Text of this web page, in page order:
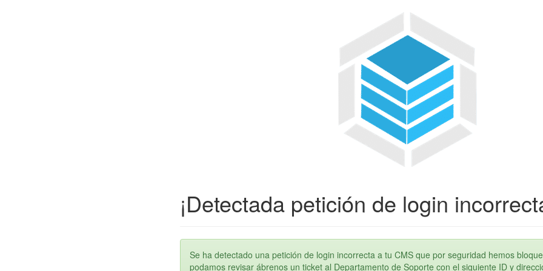
¡Detectada petición de login
Se ha detectado una petición de login incorrecta a tu CMS que por seguridad hemos
podamos revisar ábrenos un ticket al Departamento de Soporte con el siguiente ID y